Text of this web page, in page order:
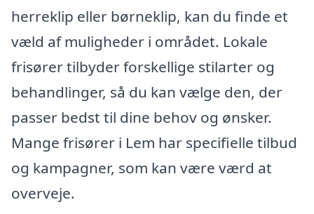
herreklip eller børneklip, kan du finde et
væld af muligheder i området. Lokale
frisører tilbyder forskellige stilarter og
behandlinger, så du kan vælge den, der
passer bedst til dine behov og ønsker.
Mange frisører i Lem har specifielle tilbud
og kampagner, som kan være værd at
overveje.